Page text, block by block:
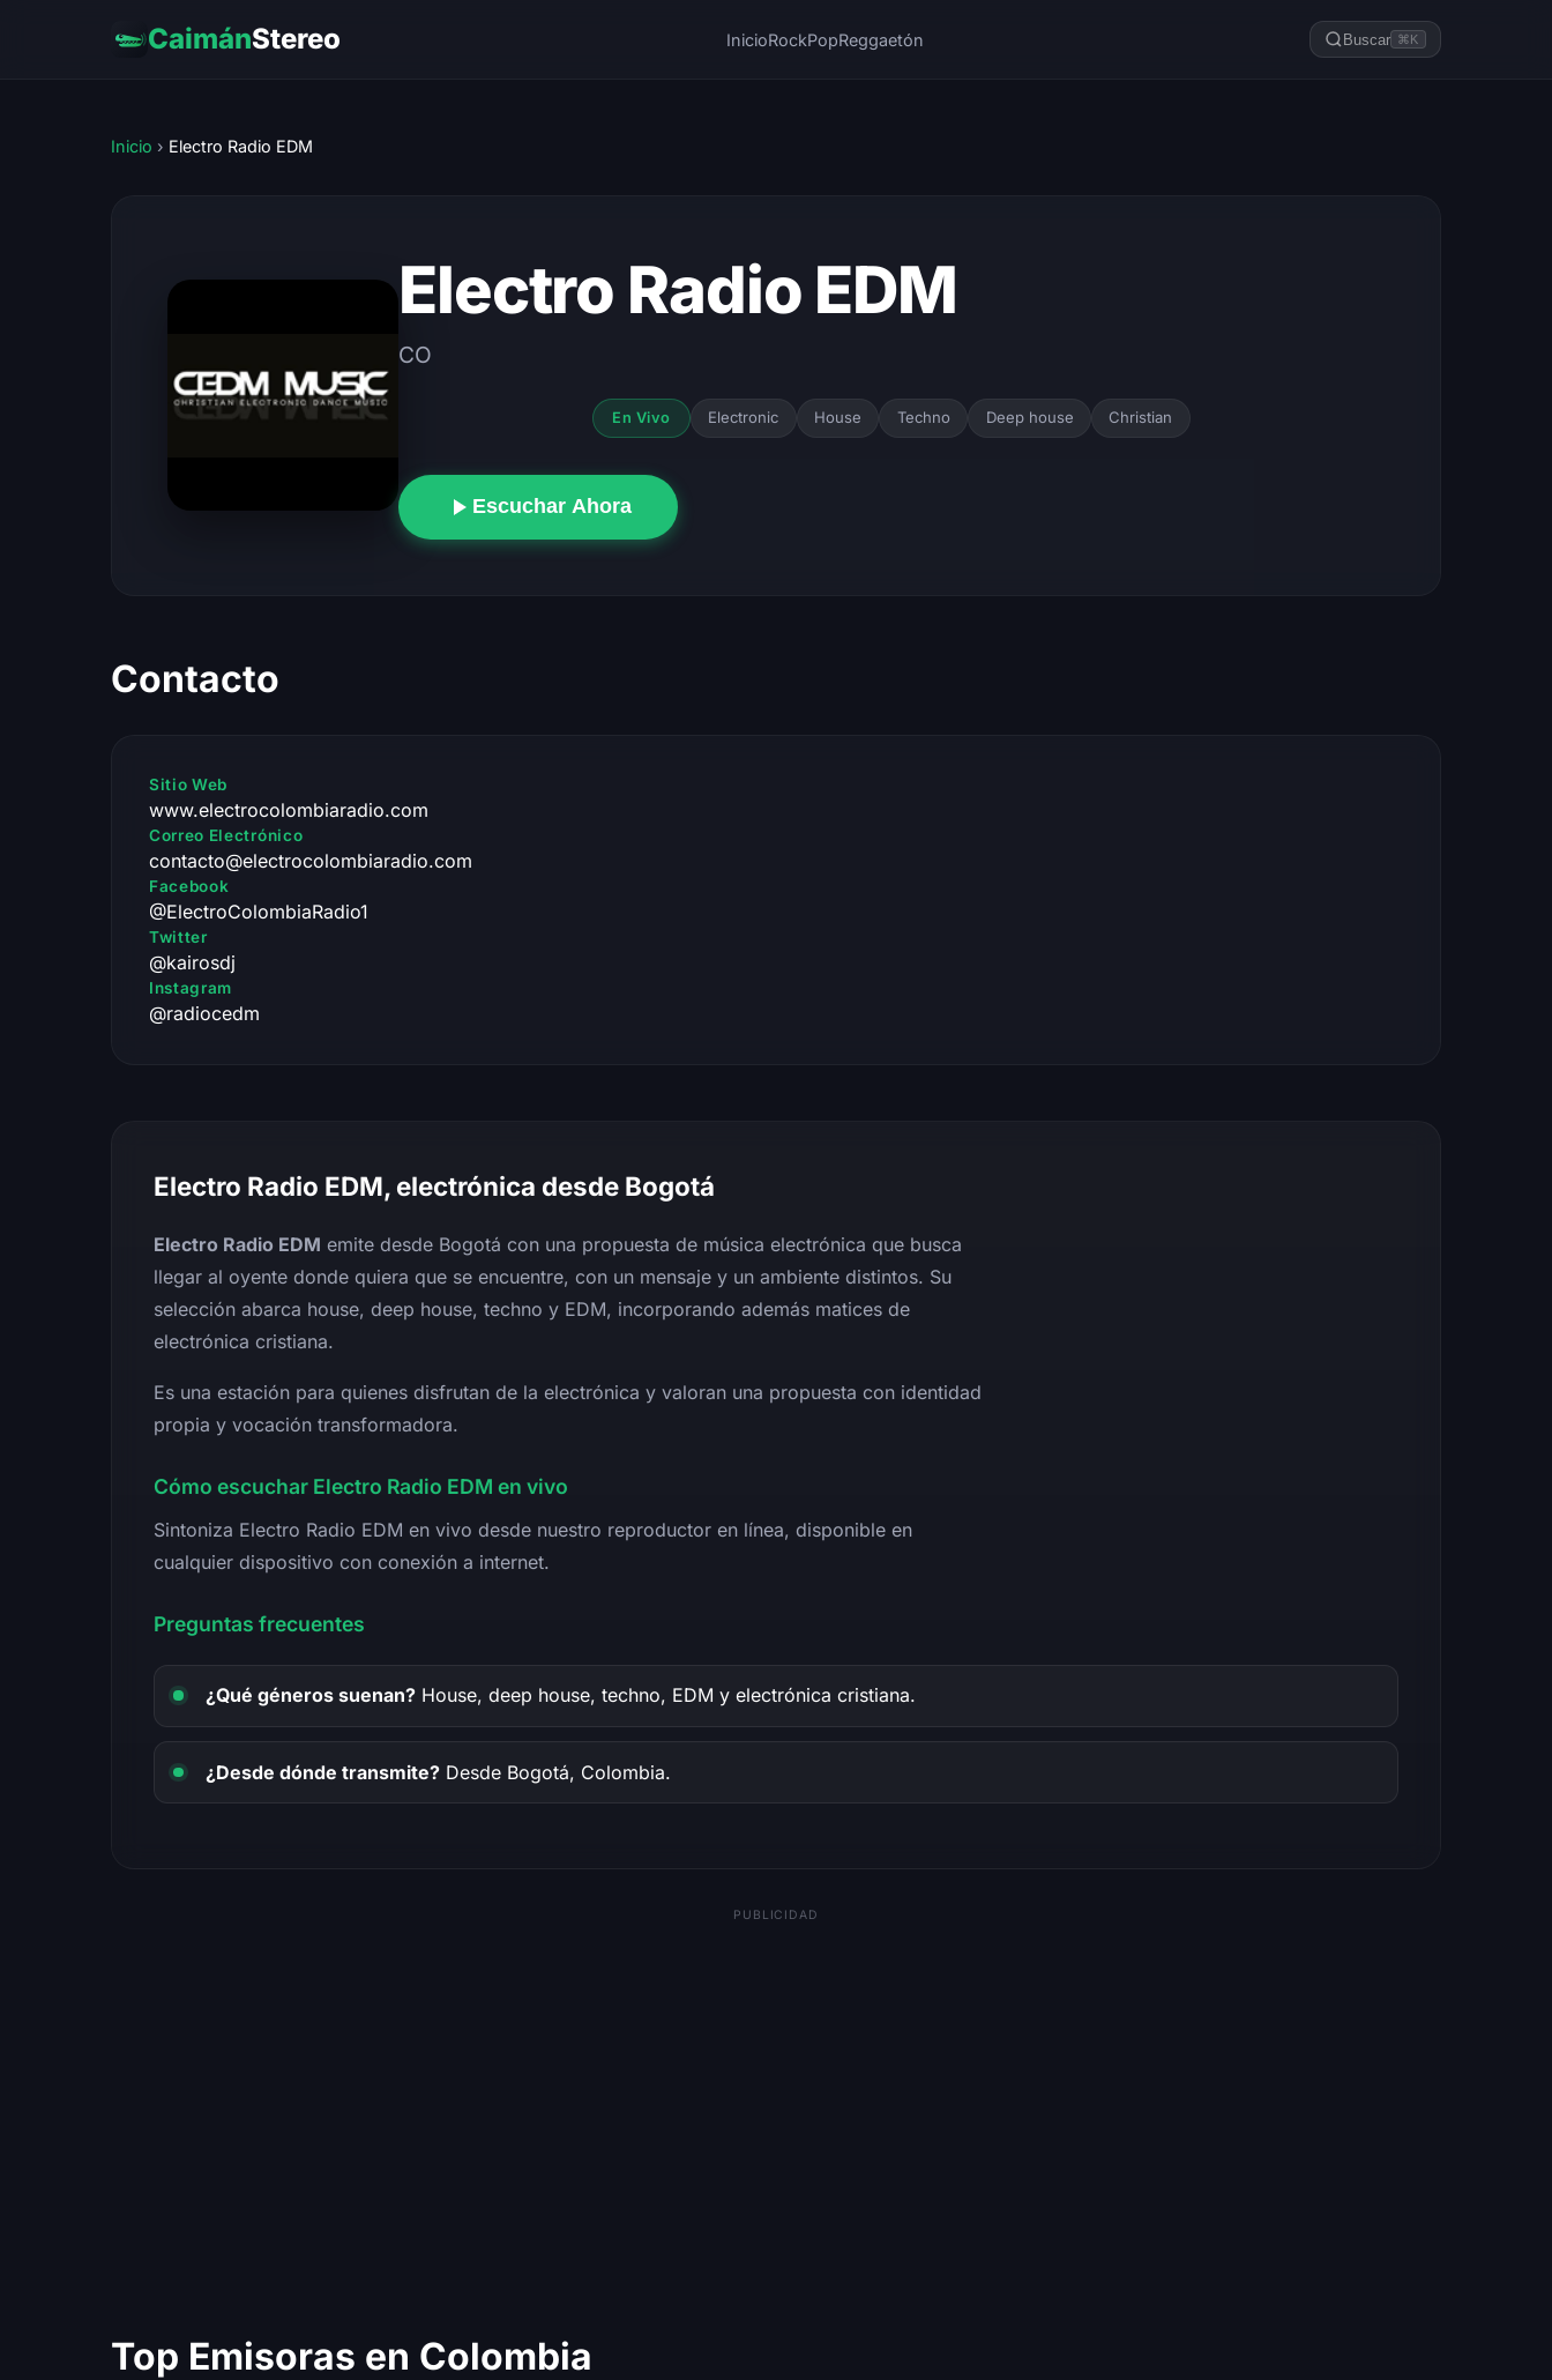
CaimánStereo InicioRockPopReggaetón Buscar ⌘K
Inicio › Electro Radio EDM
Electro Radio EDM
CO
En Vivo Electronic House Techno Deep house Christian
Escuchar Ahora
Contacto
Sitio Web
www.electrocolombiaradio.com
Correo Electrónico
contacto@electrocolombiaradio.com
Facebook
@ElectroColombiaRadio1
Twitter
@kairosdj
Instagram
@radiocedm
Electro Radio EDM, electrónica desde Bogotá
Electro Radio EDM emite desde Bogotá con una propuesta de música electrónica que busca
llegar al oyente donde quiera que se encuentre, con un mensaje y un ambiente distintos. Su
selección abarca house, deep house, techno y EDM, incorporando además matices de
electrónica cristiana.
Es una estación para quienes disfrutan de la electrónica y valoran una propuesta con identidad
propia y vocación transformadora.
Cómo escuchar Electro Radio EDM en vivo
Sintoniza Electro Radio EDM en vivo desde nuestro reproductor en línea, disponible en
cualquier dispositivo con conexión a internet.
Preguntas frecuentes
¿Qué géneros suenan? House, deep house, techno, EDM y electrónica cristiana.
¿Desde dónde transmite? Desde Bogotá, Colombia.
PUBLICIDAD
Top Emisoras en Colombia